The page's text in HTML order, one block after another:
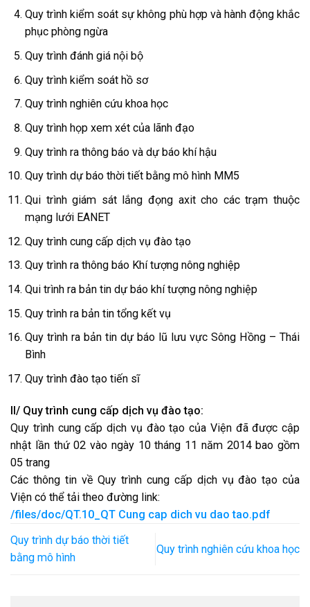
Quy trình kiểm soát sự không phù hợp và hành động khắc
phục phòng ngừa
Quy trình đánh giá nội bộ
Quy trình kiểm soát hồ sơ
Quy trình nghiên cứu khoa học
Quy trình họp xem xét của lãnh đạo
Quy trình ra thông báo và dự báo khí hậu
Quy trình dự báo thời tiết bằng mô hình MM5
Qui trình giám sát lắng đọng axit cho các trạm thuộc
mạng lưới EANET
Quy trình cung cấp dịch vụ đào tạo
Quy trình ra thông báo Khí tượng nông nghiệp
Qui trình ra bản tin dự báo khí tượng nông nghiệp
Quy trình ra bản tin tổng kết vụ
Quy trình ra bản tin dự báo lũ lưu vực Sông Hồng – Thái
Bình
Quy trình đào tạo tiến sĩ
II/ Quy trình cung cấp dịch vụ đào tạo:
Quy trình cung cấp dịch vụ đào tạo của Viện đã được cập
nhật lần thứ 02 vào ngày 10 tháng 11 năm 2014 bao gồm
05 trang
Các thông tin về Quy trình cung cấp dịch vụ đào tạo của
Viện có thể tải theo đường link:
/files/doc/QT.10_QT Cung cap dich vu dao tao.pdf
Quy trình dự báo thời tiết
bằng mô hình
Quy trình nghiên cứu khoa học